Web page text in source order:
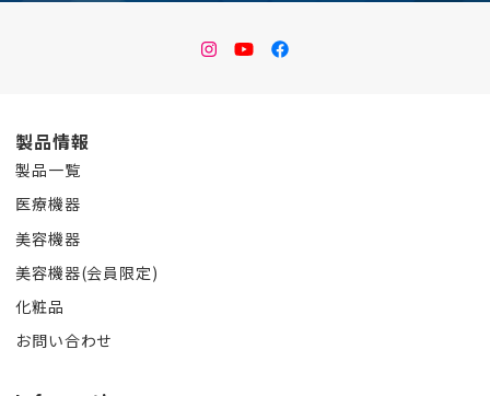
instagram
Youtubefacebook
製品情報
製品一覧
医療機器
美容機器
美容機器(会員限定)
化粧品
お問い合わせ